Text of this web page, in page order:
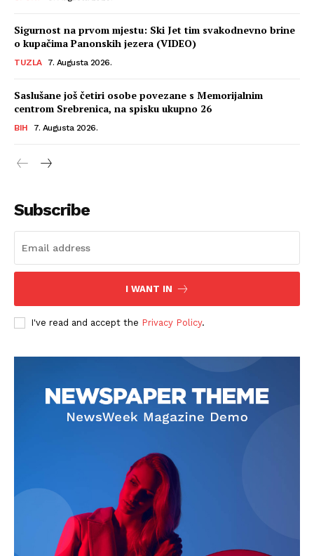
Kontakt
Impressum
Sigurnost na prvom mjestu: Ski Jet tim svakodnevno brine
o kupačima Panonskih jezera (VIDEO)
TUZLA 7. Augusta 2026.
Saslušane još četiri osobe povezane s Memorijalnim
centrom Srebrenica, na spisku ukupno 26
BIH 7. Augusta 2026.
Subscribe
I WANT IN
I've read and accept the Privacy Policy.